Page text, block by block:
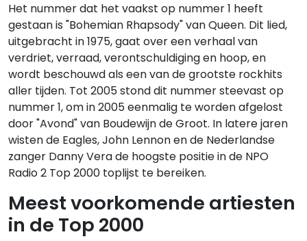
Het nummer dat het vaakst op nummer 1 heeft
gestaan is "Bohemian Rhapsody" van Queen. Dit lied,
uitgebracht in 1975, gaat over een verhaal van
verdriet, verraad, verontschuldiging en hoop, en
wordt beschouwd als een van de grootste rockhits
aller tijden. Tot 2005 stond dit nummer steevast op
nummer 1, om in 2005 eenmalig te worden afgelost
door "Avond" van Boudewijn de Groot. In latere jaren
wisten de Eagles, John Lennon en de Nederlandse
zanger Danny Vera de hoogste positie in de NPO
Radio 2 Top 2000 toplijst te bereiken.
Meest voorkomende artiesten
in de Top 2000